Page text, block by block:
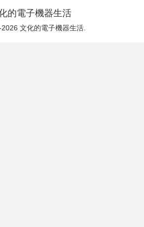
的電子機器生活
文化的電子機器生活.